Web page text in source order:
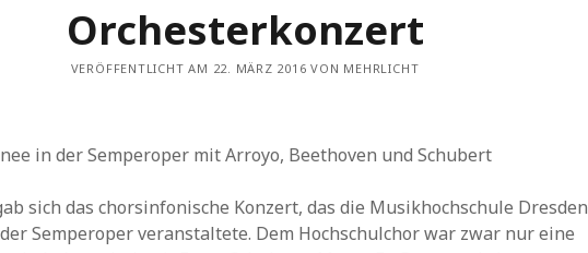
Features
hörendenkenschreiben(93)
Interviews(9)
Unkategorisiert
Wien(45)
Orchesterkonzert
VERÖFFENTLICHT AM 22. MÄRZ 2016 VON MEHRLICHT
in der Semperoper mit Arroyo, Beethoven und Schubert
sich das chorsinfonische Konzert, das die Musikhochschule Dresden
Semperoper veranstaltete. Dem Hochschulchor war zwar nur eine